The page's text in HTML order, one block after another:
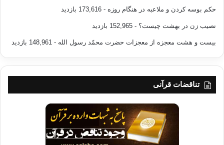
حکم بوسه کردن و ملاعبه در هنگام روزه - 173,616 بازدید
نصیب زن در بهشت چیست؟ - 152,965 بازدید
بیست و هشت معجزه از معجزات حضرت محمّد رسول الله - 148,961 بازدید
تناقضات قرآنی